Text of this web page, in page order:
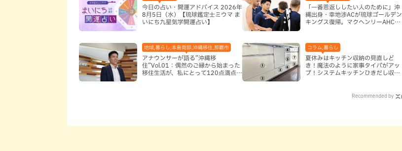
今日の占い・開運アドバイス 2026年
8月5日（水）【琉球鑑定士ミウマ ま
いにち九星気学開運占い】
「一番恩返ししたい人のために」沖
縄出身・幸地渉ACが琉球ゴールデン
キングス復帰。マクヘンリーAHCに
地域,暮らし,本島南部,沖縄移住,那覇市
アナウンサーが語る”沖縄移
住”Vol.01：偶然のご縁から始まった
移住生活が、私にとって120点満点に
コラム,暮らし
夏休みはキッチン収納の見直しど
き！魔法のように家事タイパがアッ
プ！システムキッチンひきだし収納
Recommended by